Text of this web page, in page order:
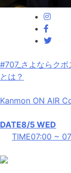
#707_さよならク
とは？
Kanmon ON AIR
DATE8/5 WED
TIME07:00 ~